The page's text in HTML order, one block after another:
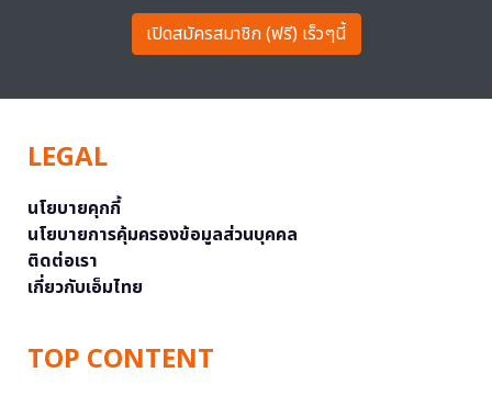
เปิดสมัครสมาชิก (ฟรี) เร็วๆนี้
LEGAL
นโยบายคุกกี้
นโยบายการคุ้มครองข้อมูลส่วนบุคคล
ติดต่อเรา
เกี่ยวกับเอ็มไทย
TOP CONTENT